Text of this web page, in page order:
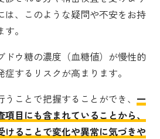
は、このような疑問や不安をお持
。
ドウ糖の濃度（血糖値）が慢性的
するリスクが高まります。
ことで把握することができ、 一
目にも含まれていることから、
けることで変化や異常に気づきや